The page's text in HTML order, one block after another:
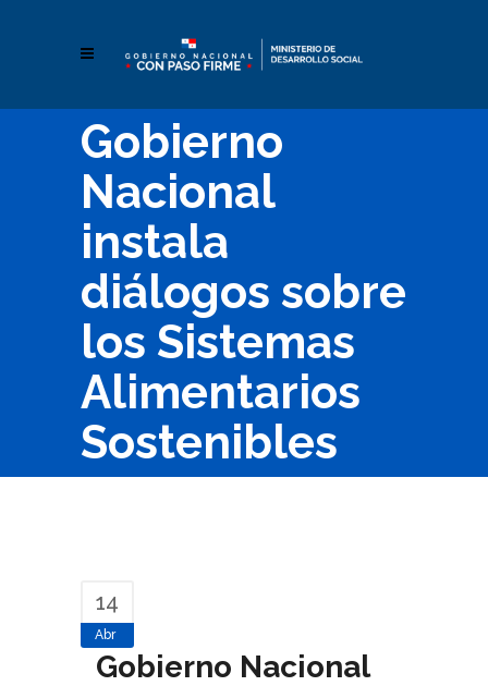
Gobierno
Nacional
instala
diálogos sobre
los Sistemas
Alimentarios
Sostenibles
14
Abr
Gobierno Nacional